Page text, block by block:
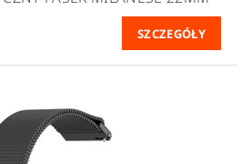
SZCZEGÓŁY